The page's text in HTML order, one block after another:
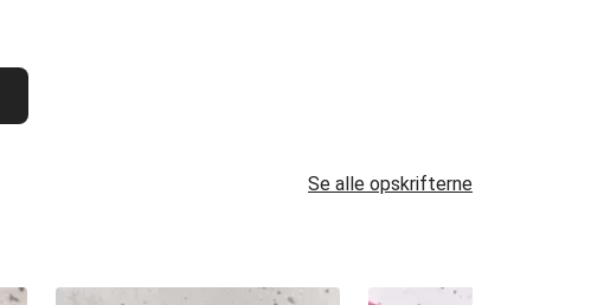
Se alle opskrifterne